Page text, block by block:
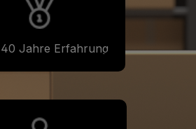
Jahre Erfahrung